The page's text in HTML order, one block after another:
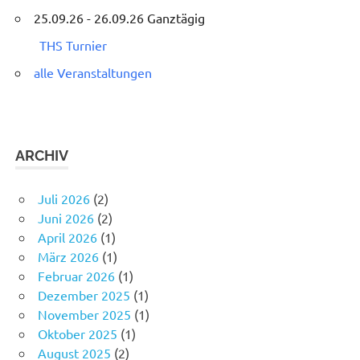
25.09.26 - 26.09.26 Ganztägig
THS Turnier
alle Veranstaltungen
ARCHIV
Juli 2026 (2)
Juni 2026 (2)
April 2026 (1)
März 2026 (1)
Februar 2026 (1)
Dezember 2025 (1)
November 2025 (1)
Oktober 2025 (1)
August 2025 (2)